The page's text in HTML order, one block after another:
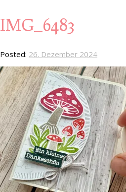
IMG_6483
Posted: 26. Dezember 2024